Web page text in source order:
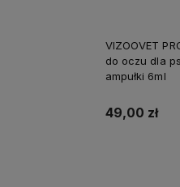
VIZOOVET
do oczu dla
ampułki 6ml
49,00 zł